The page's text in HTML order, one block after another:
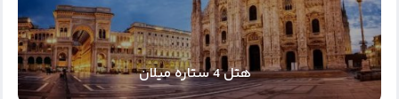
هتل 4 ستاره میلان